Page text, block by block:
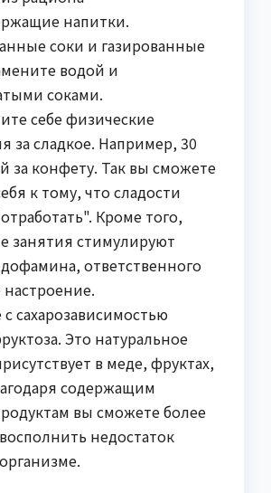
напитки.
соки и газированные
водой и
соками.
себе физические
за сладкое. Например, 30
за конфету. Так вы сможете
к тому, что сладости
Кроме того,
занятия стимулируют
ответственного
настроение.
сахарозависимостью
Это натуральное
в меде, фруктах,
содержащим
вы сможете более
недостаток